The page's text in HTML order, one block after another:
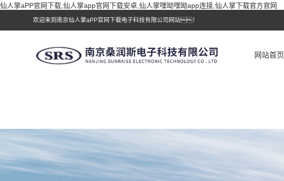
仙人掌aPP官网下载,仙人掌app官网下载安卓,仙人掌嘿呦嘿呦app连接,仙人掌下载官方官网
欢迎来到南京仙人掌aPP官网下载电子科技有限公司网站！
网站首页